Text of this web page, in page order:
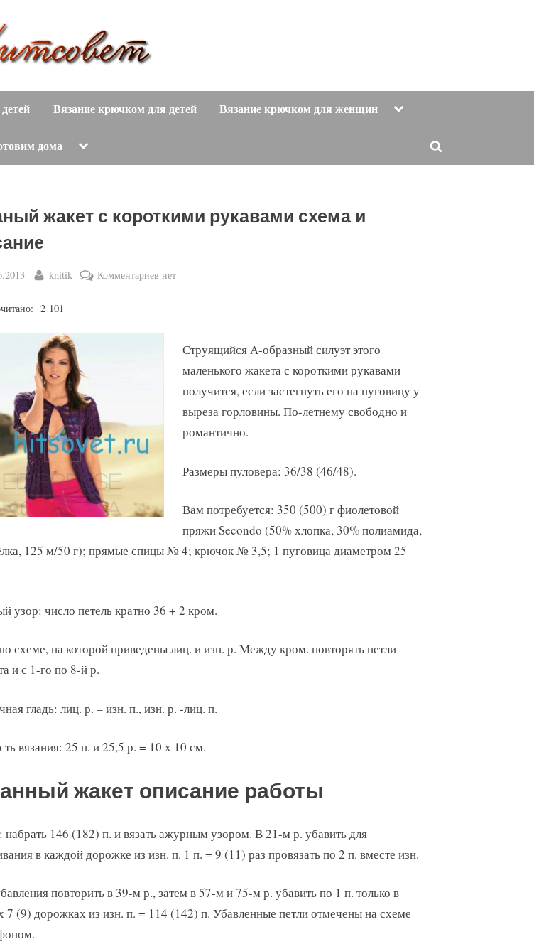
и
т
о
е
т
вязание
с
и
Вязание крючком для детей Вязание крючком для женщин Toggle
дома Toggle
menu
Toggle
жакет с короткими рукавами схема и
By
knitik Комментариев к
схема
описание
нет
2 101
Струящийся А-образный силуэт этого
маленького жакета с короткими рукавами
получится, если застегнуть его на пуговицу у
выреза горловины. По-летнему свободно и
романтично.
Размеры пуловера: 36/38 (46/48).
Вам потребуется: 350 (500) г фиолетовой
пряжи Secondo (50% хлопка, 30% полиамида,
125 м/50 г); прямые спицы № 4; крючок № 3,5; 1 пуговица диаметром 25
узор: число петель кратно 36 + 2 кром.
схеме, на которой приведены лиц. и изн. р. Между кром. повторять петли
и с 1-го по 8-й р.
гладь: лиц. р. – изн. п., изн. р. -лиц. п.
вязания: 25 п. и 25,5 р. = 10 х 10 см.
жакет описание работы
набрать 146 (182) п. и вязать ажурным узором. В 21-м р. убавить для
в каждой дорожке из изн. п. 1 п. = 9 (11) раз провязать по 2 п. вместе изн.
повторить в 39-м р., затем в 57-м и 75-м р. убавить по 1 п. только в
7 (9) дорожках из изн. п. = 114 (142) п. Убавленные петли отмечены на схеме